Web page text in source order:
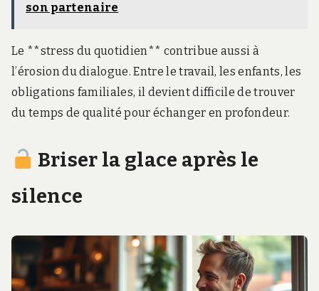
son partenaire
Le **stress du quotidien** contribue aussi à
l’érosion du dialogue. Entre le travail, les enfants, les
obligations familiales, il devient difficile de trouver
du temps de qualité pour échanger en profondeur.
Briser la glace après le
silence